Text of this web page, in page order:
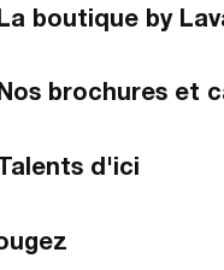
boutique by
brochures et
d'ici
A DOMICILE
Gontier-sur-